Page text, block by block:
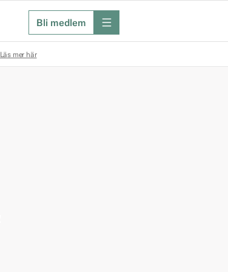
Bli medlem meny
Läs mer här